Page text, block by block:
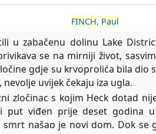
FINCH, Paul
u zabačenu dolinu Lake
se na mirniji život,
gdje su krvoprolića bila dio
uvijek čekaju iza ugla.
zločinac s kojim Heck dotad
put viđen prije deset godina
našao je novi dom. Dok se